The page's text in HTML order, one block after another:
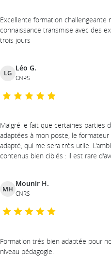
Excellente formation
connaissance transmise avec des
trois jours
LG
Léo G.
CNRS
Malgré le fait que certaines parties
adaptées à mon poste, le
adapté, qui me sera très utile.
contenus bien ciblés : il est rare
MH
Mounir H.
CNRS
Formation trés bien adaptée pour
niveau pédagogie.